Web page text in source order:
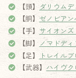
【頭】ダリウムデ
【胴】ゼノビアン
【手】 サイオン
【脚】
ノマドデ
【足】
トレイル
【武器】 ハイヴク